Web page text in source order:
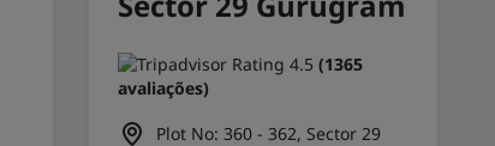
(1365
avaliações)
Plot No: 360 - 362, Sector 29